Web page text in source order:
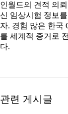
인월드의 견적 의
신 임상시험 정보
자. 경험 많은 한국
를 세계적 증거로
다.
관련 게시글